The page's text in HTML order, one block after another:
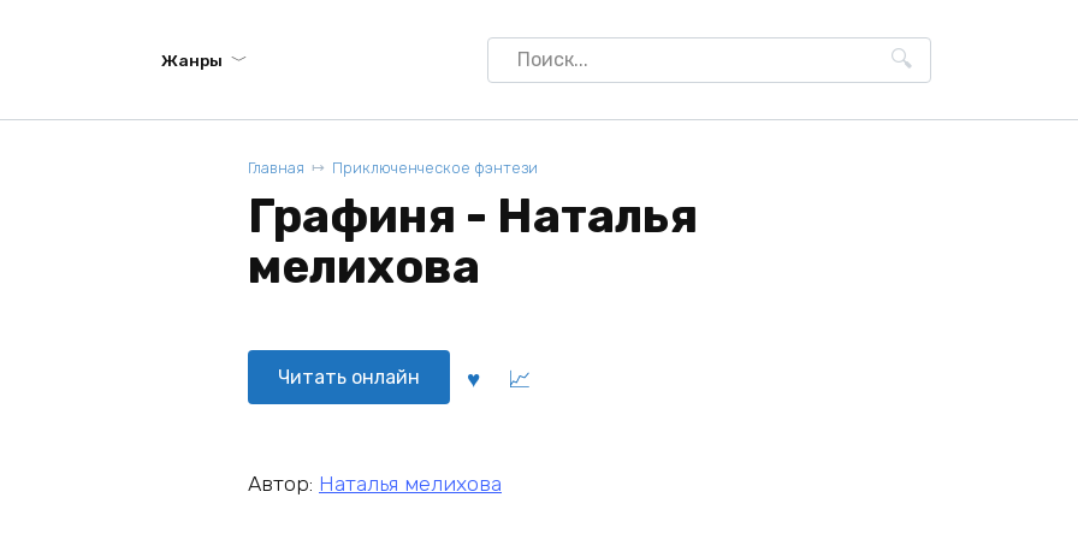
Жанры
Search
for:
Главная Приключенческое фэнтези
Графиня - Наталья
мелихова
Читать онлайн
Автор: Наталья мелихова